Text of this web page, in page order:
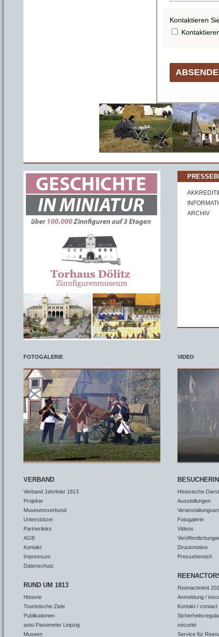
Kontaktieren
ARCHIV
FOTOGALERIE
VERBAND
Verband Jahrfeier 1813
Projekte
Museumsverbund
Unterstützer
Partnerlinks
AGB
Kontakt
Impressum
Datenschutz
RUND UM 1813
Historie
Touristische Ziele
Publikationen
asisi Panometer Leipzig
Museen
VIDEO
Historische
Ausstellungen
Fotogalerie
Videos
Druckmotive
Pressebereich
Reenactment
Anmeldung /
Kontakt / contact
sécurité
Service für